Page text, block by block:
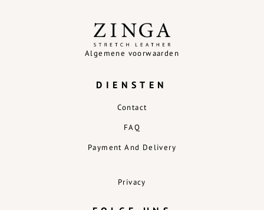
Algemene voorwaarden
DIENSTEN
Contact
FAQ
Payment And Delivery
Privacy